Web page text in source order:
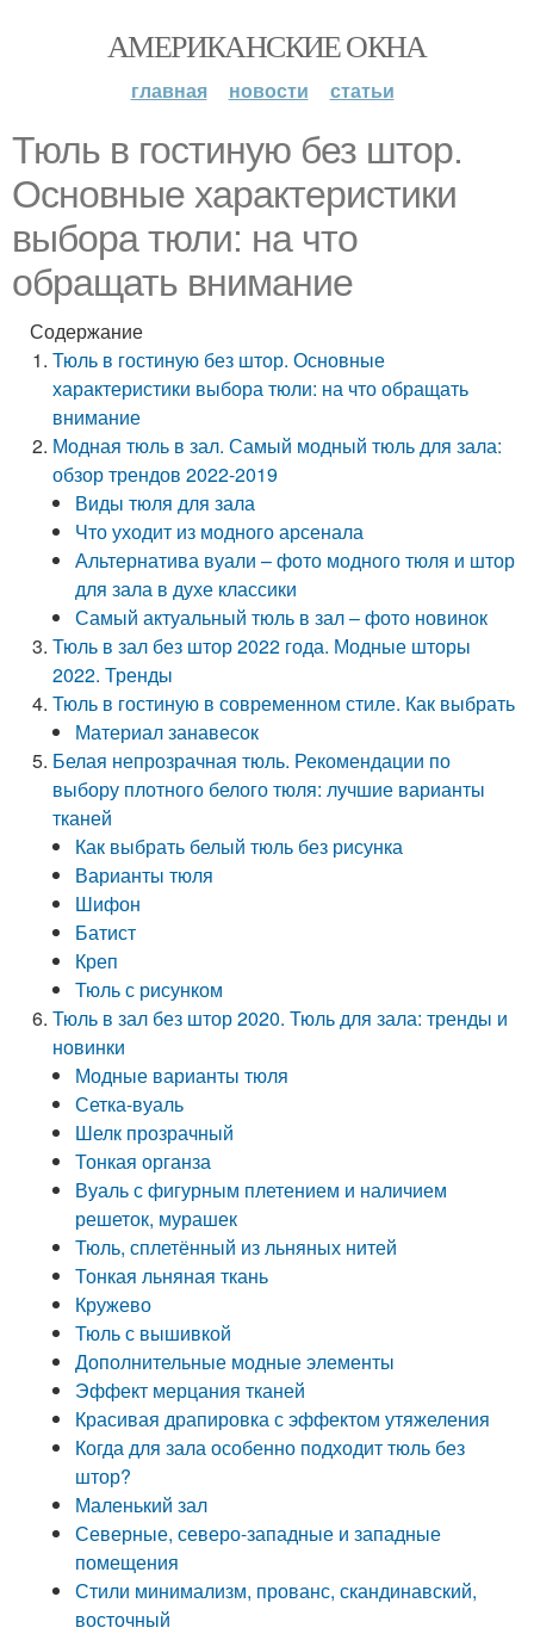
АМЕРИКАНСКИЕ ОКНА
главная новости статьи
Тюль в гостиную без штор.
Основные характеристики
выбора тюли: на что
обращать внимание
Содержание
Тюль в гостиную без штор. Основные
характеристики выбора тюли: на что обращать
внимание
Модная тюль в зал. Самый модный тюль для зала:
обзор трендов 2022-2019
Виды тюля для зала
Что уходит из модного арсенала
Альтернатива вуали – фото модного тюля и штор
для зала в духе классики
Самый актуальный тюль в зал – фото новинок
Тюль в зал без штор 2022 года. Модные шторы
2022. Тренды
Тюль в гостиную в современном стиле. Как выбрать
Материал занавесок
Белая непрозрачная тюль. Рекомендации по
выбору плотного белого тюля: лучшие варианты
тканей
Как выбрать белый тюль без рисунка
Варианты тюля
Шифон
Батист
Креп
Тюль с рисунком
Тюль в зал без штор 2020. Тюль для зала: тренды и
новинки
Модные варианты тюля
Сетка-вуаль
Шелк прозрачный
Тонкая органза
Вуаль с фигурным плетением и наличием
решеток, мурашек
Тюль, сплетённый из льняных нитей
Тонкая льняная ткань
Кружево
Тюль с вышивкой
Дополнительные модные элементы
Эффект мерцания тканей
Красивая драпировка с эффектом утяжеления
Когда для зала особенно подходит тюль без
штор?
Маленький зал
Северные, северо-западные и западные
помещения
Стили минимализм, прованс, скандинавский,
восточный